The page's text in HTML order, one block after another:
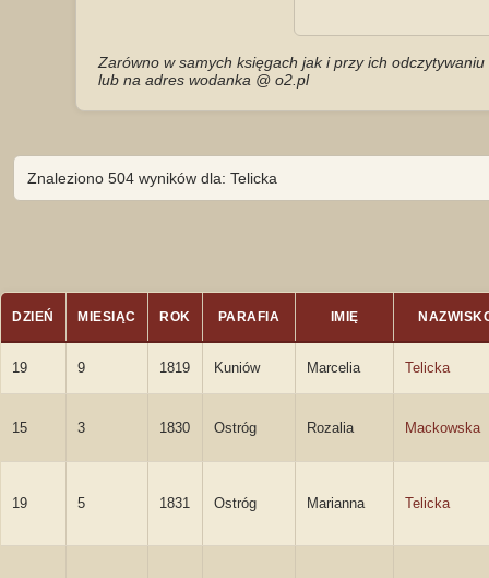
Zarówno w samych księgach jak i przy ich
lub na adres wodanka @ o2.pl
Znaleziono 504 wyników dla: Telicka
DZIEŃ MIESIĄC ROK PARAFIA IMIĘ
19 9 1819 Kuniów Marcelia Telicka
15 3 1830 Ostróg Rozalia Mackowska
19 5 1831 Ostróg Marianna Telicka